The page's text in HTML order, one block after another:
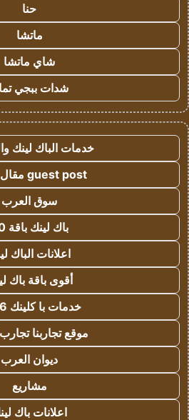
حنا
ماتشا
شاي ماتشا
شدات ببجي
خدمات الباك لينك
guest post مقال ضيف
سوق العرب
باك لينك باقة 20
اعلانات الباك
أقوى باقة باك
خدمات با كلينك 2026
موقع تجاربنا تجارب
ديوان العرب
مشاريع
اعلانات باك